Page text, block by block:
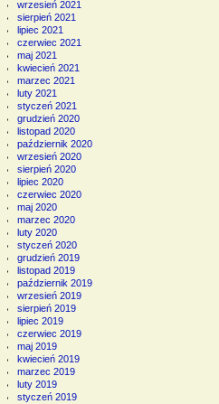
wrzesień 2021
sierpień 2021
lipiec 2021
czerwiec 2021
maj 2021
kwiecień 2021
marzec 2021
luty 2021
styczeń 2021
grudzień 2020
listopad 2020
październik 2020
wrzesień 2020
sierpień 2020
lipiec 2020
czerwiec 2020
maj 2020
marzec 2020
luty 2020
styczeń 2020
grudzień 2019
listopad 2019
październik 2019
wrzesień 2019
sierpień 2019
lipiec 2019
czerwiec 2019
maj 2019
kwiecień 2019
marzec 2019
luty 2019
styczeń 2019